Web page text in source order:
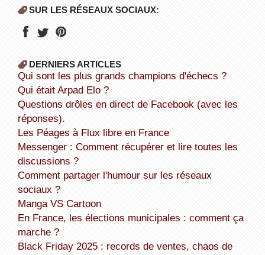
SUR LES RÉSEAUX SOCIAUX:
DERNIERS ARTICLES
Qui sont les plus grands champions d'échecs ?
Qui était Arpad Elo ?
Questions drôles en direct de Facebook (avec les
réponses).
Les Péages à Flux libre en France
Messenger : Comment récupérer et lire toutes les
discussions ?
Comment partager l'humour sur les réseaux
sociaux ?
Manga VS Cartoon
En France, les élections municipales : comment ça
marche ?
Black Friday 2025 : records de ventes, chaos de